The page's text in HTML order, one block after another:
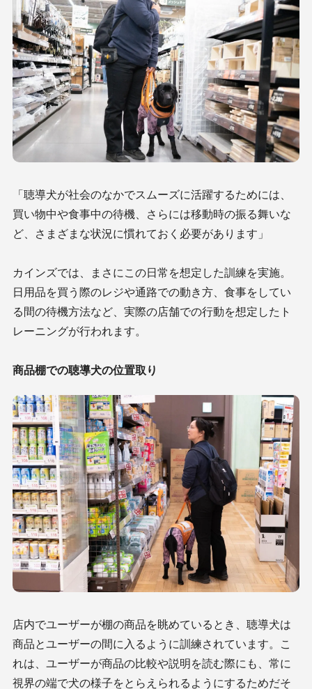
「聴導犬が社会のなかでスムーズに活躍するためには、
買い物中や食事中の待機、さらには移動時の振る舞いな
ど、さまざまな状況に慣れておく必要があります」
カインズでは、まさにこの日常を想定した訓練を実施。
日用品を買う際のレジや通路での動き方、食事をしてい
る間の待機方法など、実際の店舗での行動を想定したト
レーニングが行われます。
商品棚での聴導犬の位置取り
店内でユーザーが棚の商品を眺めているとき、聴導犬は
商品とユーザーの間に入るように訓練されています。こ
れは、ユーザーが商品の比較や説明を読む際にも、常に
視界の端で犬の様子をとらえられるようにするためだそ